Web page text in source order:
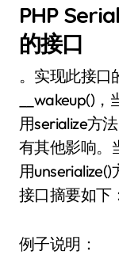
PHP
的接口
。实现此接口
__wakeup()
用serialize方
有其他影响。
用unserialize()
接口摘要如下
例子说明：